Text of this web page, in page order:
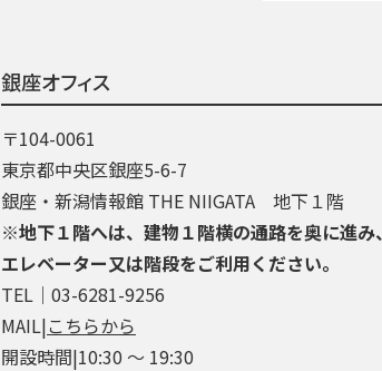
銀座オフィス
〒104-0061
東京都中央区銀座5-6-7
銀座・新潟情報館 THE NIIGATA 地下１階
※地下１階へは、建物１階横の通路を奥に進み、
エレベーター又は階段をご利用ください。
TEL│03-6281-9256
MAIL|こちらから
開設時間|10:30 ～ 19:30